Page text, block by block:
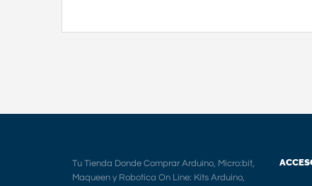
Tu Tienda Donde Comprar Arduino, Micro:bit,
Maqueen y Robotica On Line: Kits Arduino,